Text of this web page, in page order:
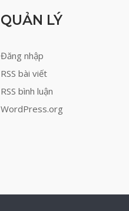
QUẢN LÝ
Đăng nhập
RSS bài viết
RSS bình luận
WordPress.org